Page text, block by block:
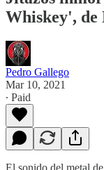
Whiskey', de
Pedro Gallego
Mar 10, 2021
∙ Paid
El sonido del metal